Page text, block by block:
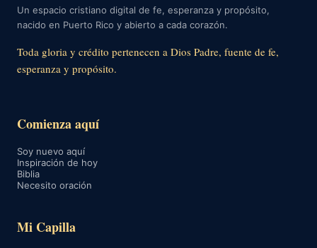
Un espacio cristiano digital de fe, esperanza y propósito,
nacido en Puerto Rico y abierto a cada corazón.
Toda gloria y crédito pertenecen a Dios Padre, fuente de fe,
esperanza y propósito.
Comienza aquí
Soy nuevo aquí
Inspiración de hoy
Biblia
Necesito oración
Mi Capilla